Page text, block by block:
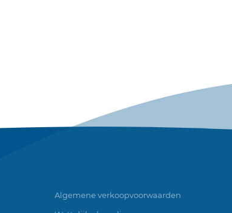
Algemene verkoopvoorwaarden